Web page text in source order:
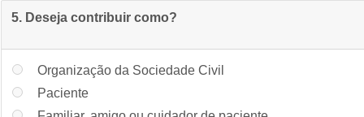
5. Deseja contribuir como?
Organização da Sociedade Civil
Paciente